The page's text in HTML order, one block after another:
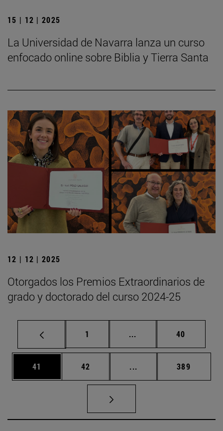
15 | 12 | 2025
La Universidad de Navarra lanza un curso
enfocado online sobre Biblia y Tierra Santa
12 | 12 | 2025
Otorgados los Premios Extraordinarios de
grado y doctorado del curso 2024-25
Página
1 ... Páginas intermedias
Página
40
Página
41 Página
42 ... Páginas intermedias
Página
389